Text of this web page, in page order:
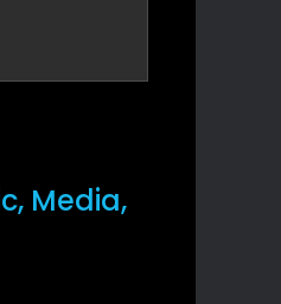
Media,